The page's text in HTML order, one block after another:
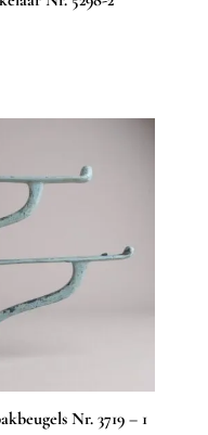
Nr. 3719 – 1